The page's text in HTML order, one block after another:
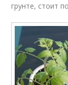
грунте, стоит